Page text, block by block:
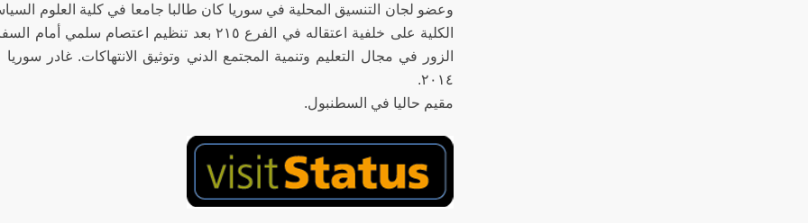
الكلية على خلفية اعتقاله في الفرع ٢١٥ بعد
الزور في مجال التعليم وتنمية المجتمع الدني وتوثيق الانتهاكات. غادر
٢٠١٤.
مقيم حاليا في السطنبول.